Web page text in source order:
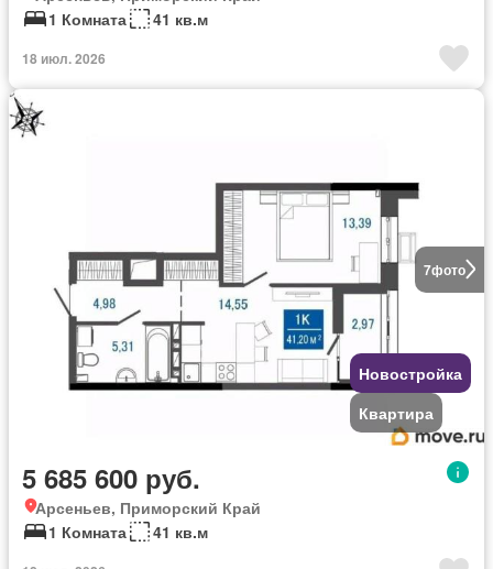
1 Комната
41 кв.м
18 июл. 2026
7фото
Новостройка
Квартира
5 685 600 руб.
Арсеньев, Приморский Край
1 Комната
41 кв.м